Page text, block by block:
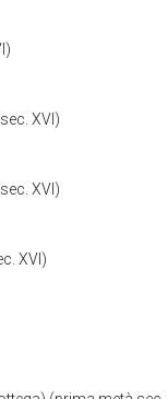
XVI)
XVI)
XVI)